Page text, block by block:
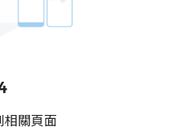
相關頁面